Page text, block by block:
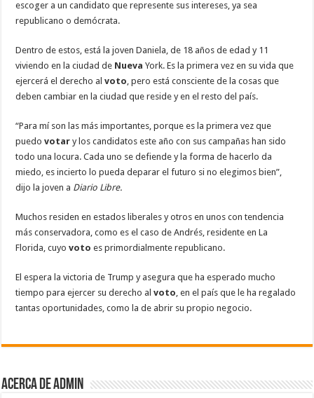
escoger a un candidato que represente sus intereses, ya sea
republicano o demócrata.
Dentro de estos, está la joven Daniela, de 18 años de edad y 11
viviendo en la ciudad de Nueva York. Es la primera vez en su vida que
ejercerá el derecho alvoto , pero está consciente de la cosas que
deben cambiar en la ciudad que reside y en el resto del país.
“Para mí son las más importantes, porque es la primera vez que
puedovotar y los candidatos este año con sus campañas han sido
todo una locura. Cada uno se defiende y la forma de hacerlo da
miedo, es incierto lo pueda deparar el futuro si no elegimos bien”,
dijo la joven a Diario Libre.
Muchos residen en estados liberales y otros en unos con tendencia
más conservadora, como es el caso de Andrés, residente en La
Florida, cuyovoto es primordialmente republicano.
El espera la victoria de Trump y asegura que ha esperado mucho
tiempo para ejercer su derecho alvoto , en el país que le ha regalado
tantas oportunidades, como la de abrir su propio negocio.
Acerca de admin